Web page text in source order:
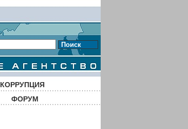
Поиск
КОРРУПЦИЯ
ФОРУМ